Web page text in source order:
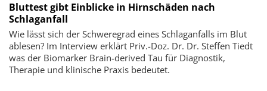
Bluttest gibt Einblicke in Hirnschäden nach
Schlaganfall
Wie lässt sich der Schweregrad eines Schlaganfalls im Blut
ablesen? Im Interview erklärt Priv.-Doz. Dr. Dr. Steffen Tiedt
was der Biomarker Brain-derived Tau für Diagnostik,
Therapie und klinische Praxis bedeutet.